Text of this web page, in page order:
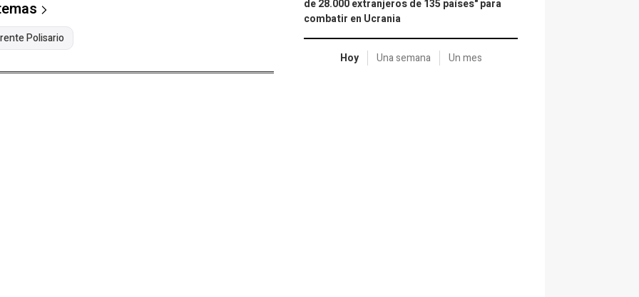
Polisario
de 28.000 extranjeros de 135 países" para
combatir en Ucrania
Hoy Una semana Un mes